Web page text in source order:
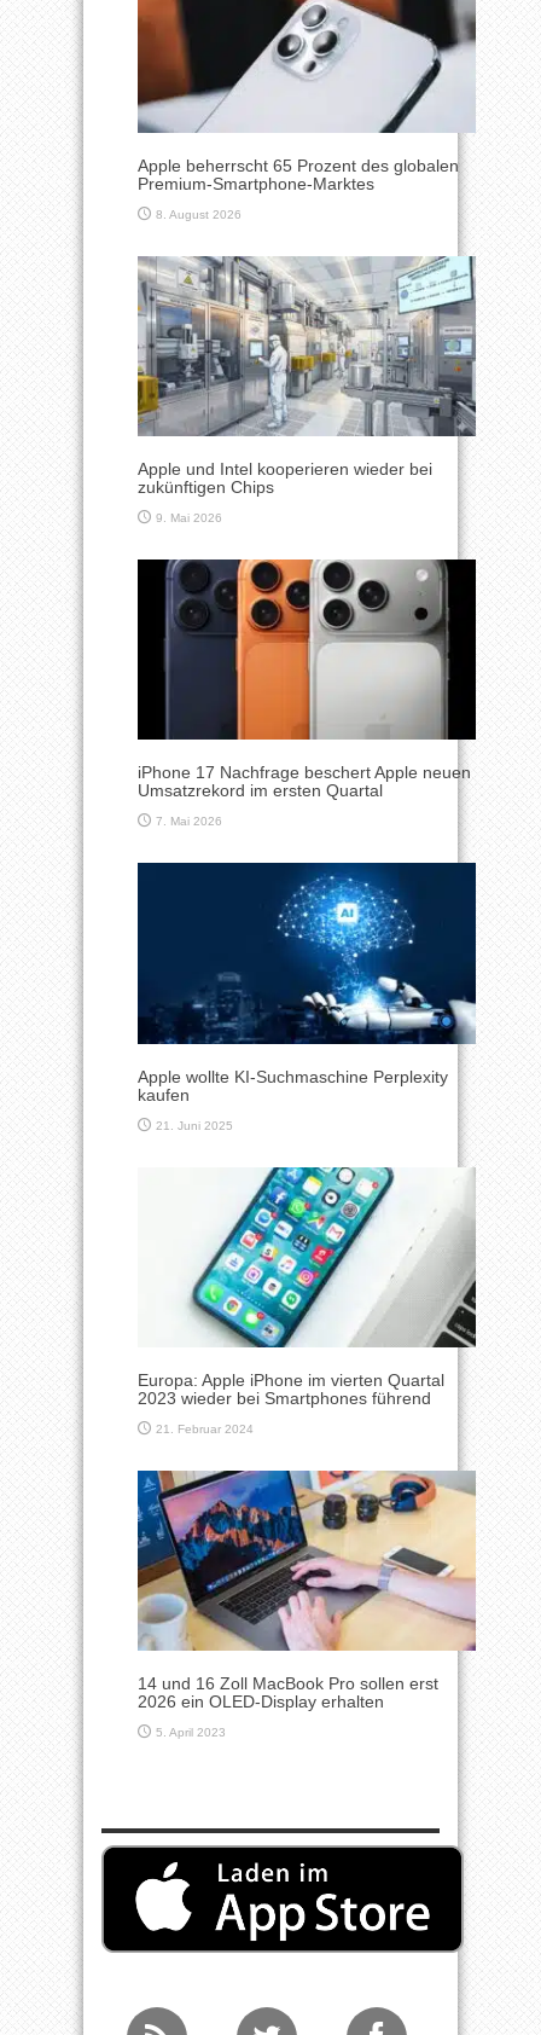
Apple beherrscht 65 Prozent des globalen
Premium-Smartphone-Marktes
8. August 2026
Apple und Intel kooperieren wieder bei
zukünftigen Chips
9. Mai 2026
iPhone 17 Nachfrage beschert Apple neuen
Umsatzrekord im ersten Quartal
7. Mai 2026
Apple wollte KI-Suchmaschine Perplexity
kaufen
21. Juni 2025
Europa: Apple iPhone im vierten Quartal
2023 wieder bei Smartphones führend
21. Februar 2024
14 und 16 Zoll MacBook Pro sollen erst
2026 ein OLED-Display erhalten
5. April 2023